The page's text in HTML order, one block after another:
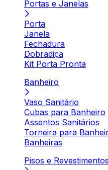
Portas e Janelas
Porta
Janela
Fechadura
Dobradiça
Kit Porta Pronta
Banheiro
Vaso Sanitário
Cubas para Banheiro
Assentos Sanitários
Torneira para
Banheiras
Pisos e Revestimentos